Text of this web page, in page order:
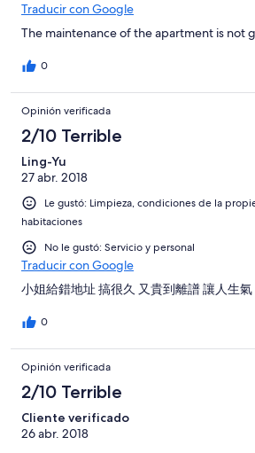
Traducir con Google
The maintenance of the apartment is not
0
Opinión verificada
2/10 Terrible
Ling-Yu
27 abr. 2018
Le gustó: Limpieza, condiciones de la
habitaciones
No le gustó: Servicio y personal
Traducir con Google
小姐給錯地址 搞很久 又貴到離譜 讓人生氣
0
Opinión verificada
2/10 Terrible
Cliente verificado
26 abr. 2018